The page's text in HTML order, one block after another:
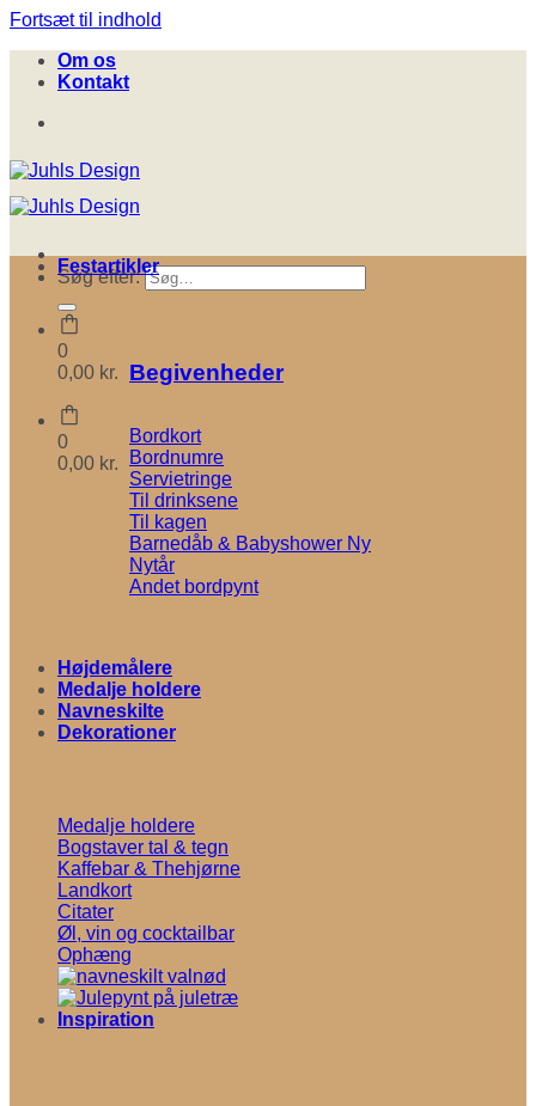
Fortsæt til indhold
Om os
Kontakt
Søg efter:
0
0,00 kr.
0
0,00 kr.
Festartikler
Begivenheder
Bordkort
Bordnumre
Servietringe
Til drinksene
Til kagen
Barnedåb & Babyshower
Nytår
Andet bordpynt
Højdemålere
Medalje holdere
Navneskilte
Dekorationer
Medalje holdere
Bogstaver tal & tegn
Kaffebar & Thehjørne
Landkort
Citater
Øl, vin og cocktailbar
Ophæng
Inspiration